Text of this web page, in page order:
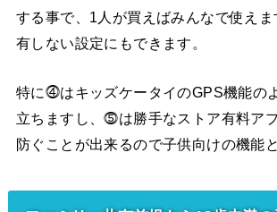
する事で、1人が買えばみんなで使え
有しない設定にもできます。
特に⓸はキッズケータイのGPS機能の
立ちますし、⓹は勝手なストア有料ア
防ぐことが出来るので子供向けの機能